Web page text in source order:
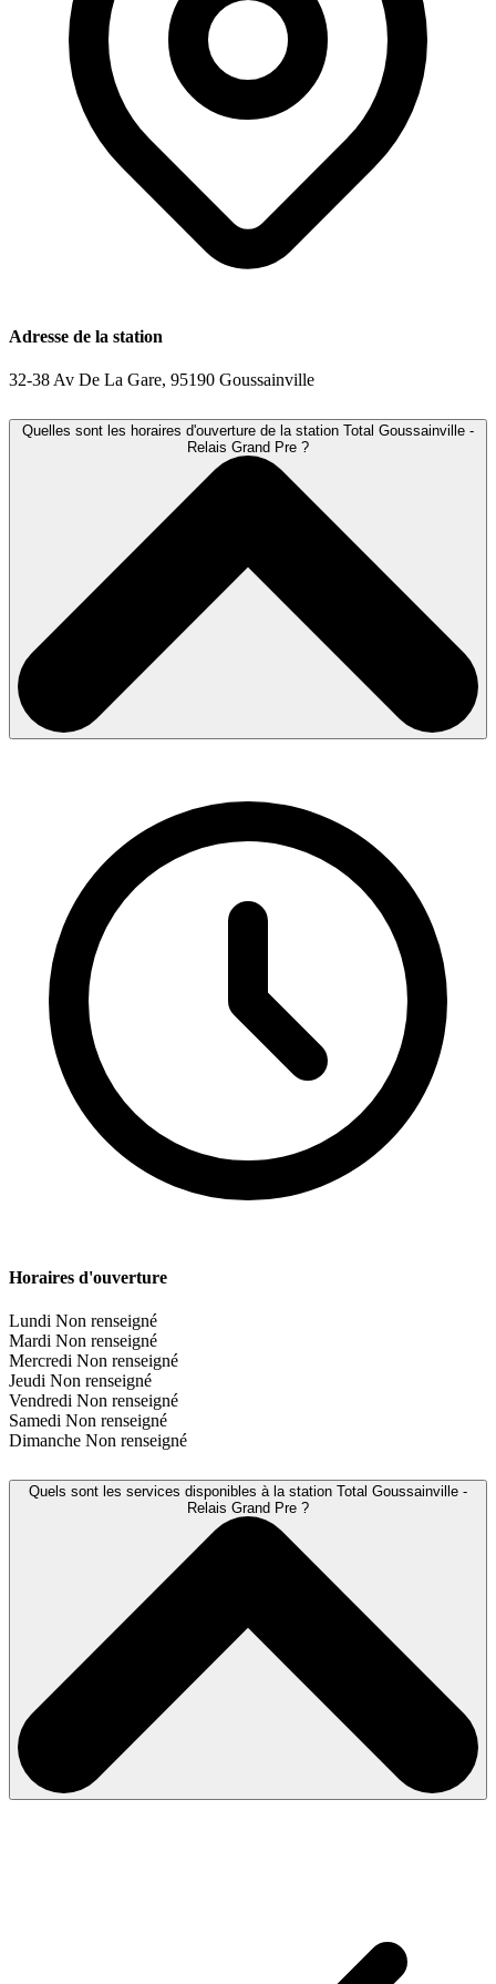
Adresse de la station
32-38 Av De La Gare, 95190 Goussainville
Quelles sont les horaires d'ouverture de la station Total Goussainville -
Relais Grand Pre ?
Horaires d'ouverture
Lundi Non renseigné
Mardi Non renseigné
Mercredi Non renseigné
Jeudi Non renseigné
Vendredi Non renseigné
Samedi Non renseigné
Dimanche Non renseigné
Quels sont les services disponibles à la station Total Goussainville -
Relais Grand Pre ?